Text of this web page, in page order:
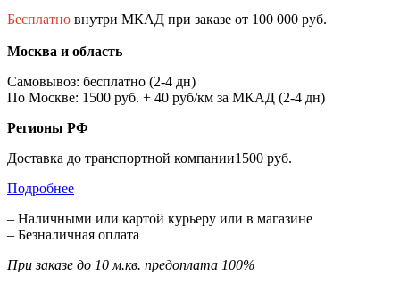
Бесплатно внутри МКАД при заказе от 100 000 руб.
Москва и область
Самовывоз: бесплатно (2-4 дн)
По Москве: 1500 руб. + 40 руб/км за МКАД (2-4 дн)
Регионы РФ
Доставка до транспортной компании1500 руб.
Подробнее
– Наличными или картой курьеру или в магазине
– Безналичная оплата
При заказе до 10 м.кв. предоплата 100%